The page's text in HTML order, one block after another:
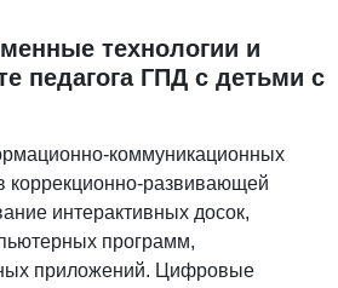
технологии и
педагога ГПД с детьми с
коммуникационных
коррекционно-развивающей
интерактивных досок,
программ,
приложений. Цифровые